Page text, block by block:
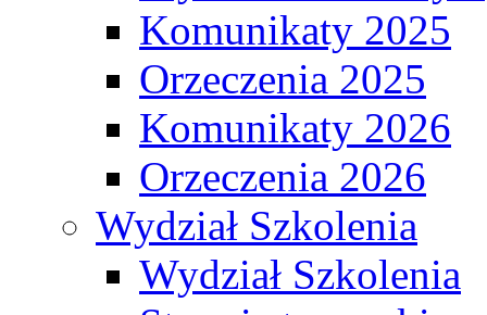
Komunikaty 2025
Orzeczenia 2025
Komunikaty 2026
Orzeczenia 2026
Wydział Szkolenia
Wydział Szkolenia